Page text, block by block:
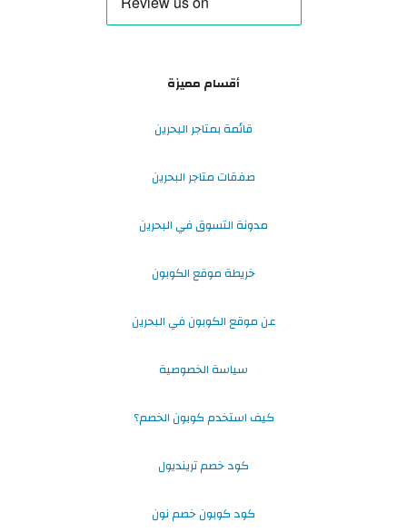
أقسام مميزة
قائمة بمتاجر البحرين
صفقات متاجر البحرين
مدونة التسوق في البحرين
خريطة موقع الكوبون
عن موقع الكوبون في البحرين
سياسة الخصوصية
كيف استخدم كوبون الخصم؟
كود خصم ترينديول
كود كوبون خصم نون